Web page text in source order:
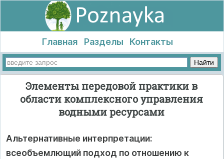
Главная Разделы Контакты
Элементы передовой практики в
области комплексного управления
водными ресурсами
Альтернативные интерпретации:
всеобъемлющий подход по отношению к